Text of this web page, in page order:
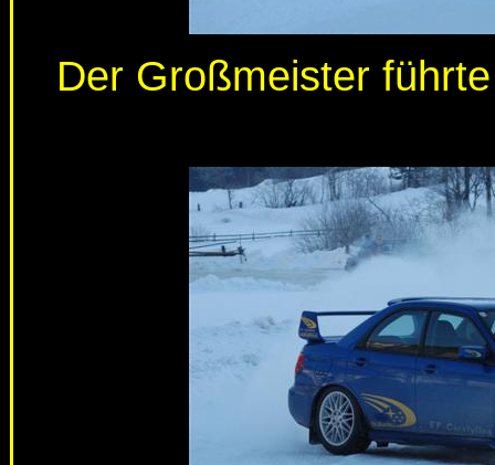
Der Großmeister